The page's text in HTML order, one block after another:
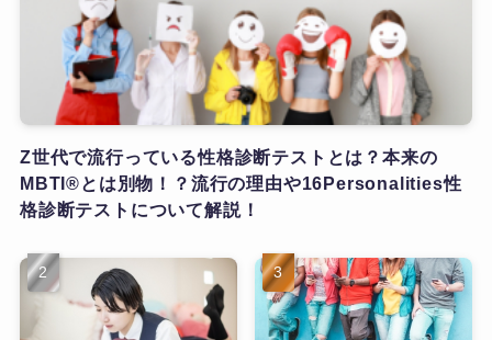
Z世代で流行っている性格診断テストとは？本来の
MBTI®とは別物！？流行の理由や16Personalities性
格診断テストについて解説！